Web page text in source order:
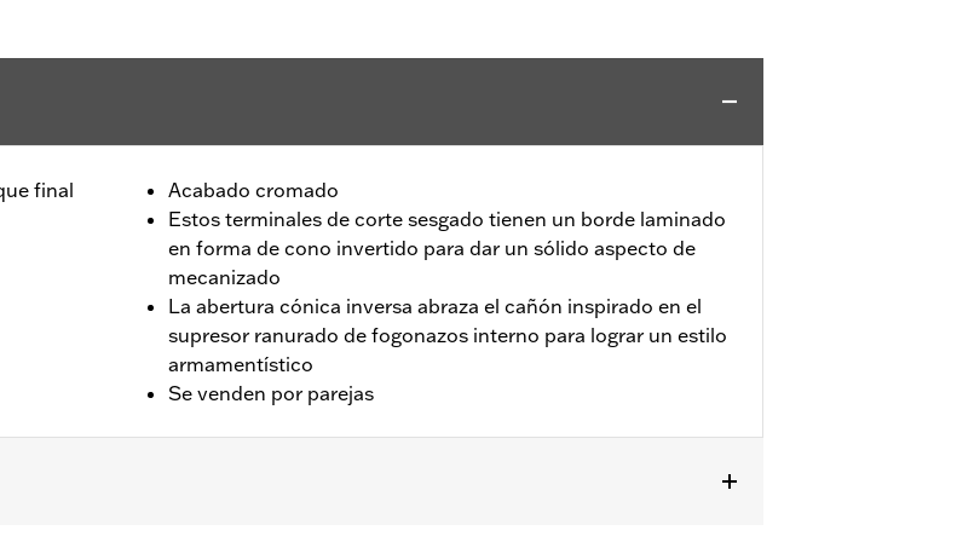
final
Acabado cromado
Estos terminales de corte sesgado tienen un borde laminado
en forma de cono invertido para dar un sólido aspecto de
mecanizado
La abertura cónica inversa abraza el cañón inspirado en el
supresor ranurado de fogonazos interno para lograr un estilo
armamentístico
Se venden por parejas